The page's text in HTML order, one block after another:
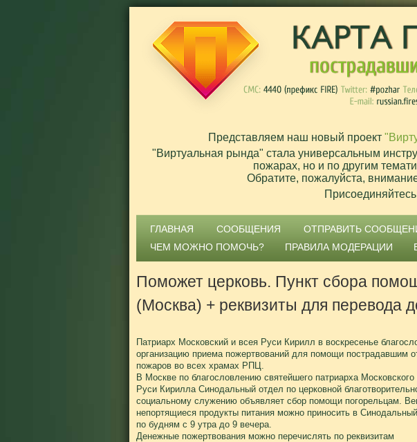
Представляем наш новый проект
"Виртуальная рында" стала универсальным
пожарах, но и по другим
Обратите, пожалуйста,
ГЛАВНАЯ СООБЩЕНИЯ ОТПРАВИТЬ
ЧЕМ МОЖНО ПОМОЧЬ?
ПРАВИЛА МОДЕРАЦИИ
Поможет церковь. Пункт сбора
(Москва) + реквизиты для перевода
Патриарх Московский и всея Руси Кирилл в воскресенье
организацию приема пожертвований для помощи пострадавшим
пожаров во всех храмах РПЦ.
В Москве по благословлению святейшего патриарха
Руси Кирилла Синодальный отдел по церковной
социальному служению объявляет сбор помощи погорельцам.
непортящиеся продукты питания можно приносить в
по будням с 9 утра до 9 вечера.
Денежные пожертвования можно перечислять по реквизитам